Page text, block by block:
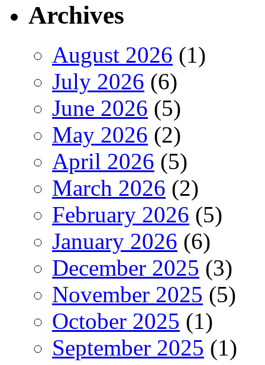
Archives
August 2026 (1)
July 2026 (6)
June 2026 (5)
May 2026 (2)
April 2026 (5)
March 2026 (2)
February 2026 (5)
January 2026 (6)
December 2025 (3)
November 2025 (5)
October 2025 (1)
September 2025 (1)